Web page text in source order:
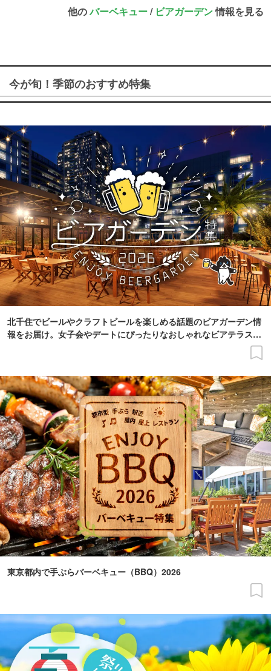
他のバーベキュー/ ビアガーデン情報を見る
今が旬！季節のおすすめ特集
北千住でビールやクラフトビールを楽しめる話題のビアガーデン情
報をお届け。女子会やデートにぴったりなおしゃれなビアテラスや
夜景がきれい、雨天OK、お得な飲み放題ありなどこだわり条件で
東京都内で手ぶらバーベキュー（BBQ）2026